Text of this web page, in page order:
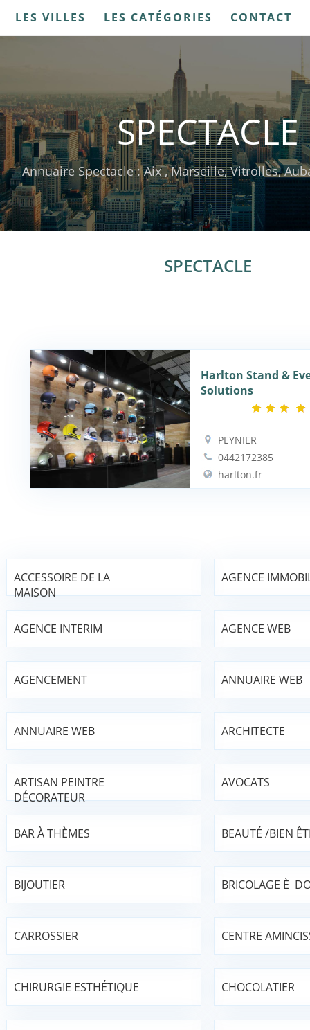
LES VILLES LES CATÉGORIES CONTACT
SPECTACLE
Annuaire Spectacle : Aix , Marseille, Vitrolles,
SPECTACLE
Harlton Stand &
Solutions
PEYNIER
0442172385
harlton.fr
ACCESSOIRE DE LA
MAISON
AGENCE
AGENCE INTERIM AGENCE WEB
AGENCEMENT ANNUAIRE WEB
ANNUAIRE WEB ARCHITECTE
ARTISAN PEINTRE
DÉCORATEUR
AVOCATS
BAR À THÈMES BEAUTÉ /BIEN
BIJOUTIER BRICOLAGE È
CARROSSIER CENTRE
CHIRURGIE ESTHÉTIQUE CHOCOLATIER